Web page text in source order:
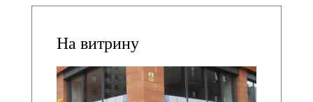
На витрину